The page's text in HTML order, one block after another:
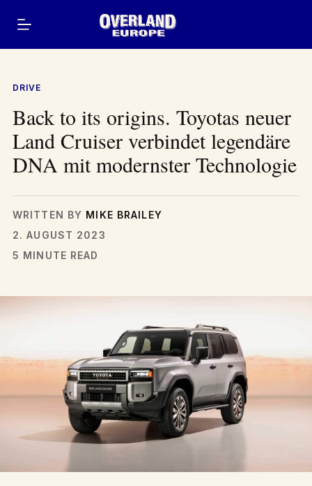
Inhalt
springen
DRIVE
Back to its origins. Toyotas neuer
Land Cruiser verbindet legendäre
DNA mit modernster Technologie
WRITTEN BY MIKE BRAILEY
2. AUGUST 2023
5 MINUTE READ